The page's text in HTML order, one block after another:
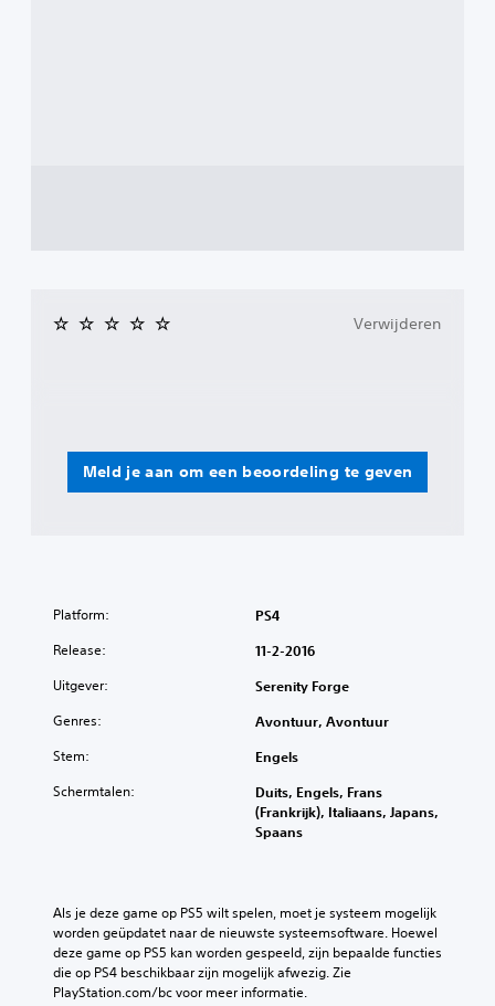
Meld je aan om een beoordeling te geven
Verwijderen
Platform: PS4
Release: 11-2-2016
Uitgever: Serenity Forge
Genres: Avontuur, Avontuur
Stem: Engels
Schermtalen:
Duits, Engels, Frans
(Frankrijk), Italiaans, Japans,
Spaans
Als je deze game op PS5 wilt spelen, moet je systeem mogelijk
worden geüpdatet naar de nieuwste systeemsoftware. Hoewel
deze game op PS5 kan worden gespeeld, zijn bepaalde functies
die op PS4 beschikbaar zijn mogelijk afwezig. Zie
PlayStation.com/bc voor meer informatie.